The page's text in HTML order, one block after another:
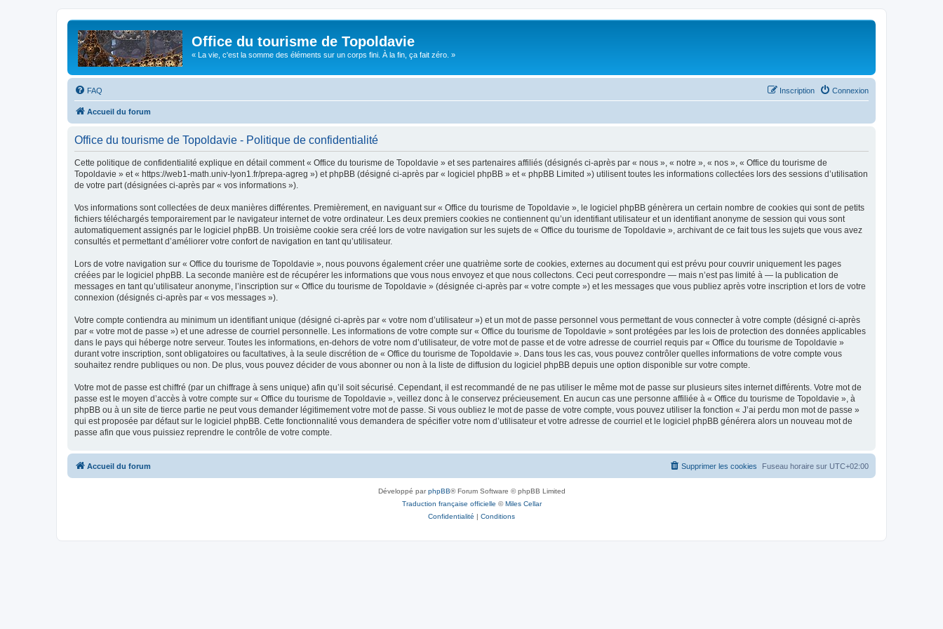
Office du tourisme de Topoldavie
« La vie, c'est la somme des éléments sur un corps fini. À la fin, ça fait zéro. »
FAQ Connexion
Inscription
Accueil du forum
Office du tourisme de Topoldavie - Politique de confidentialité
Cette politique de confidentialité explique en détail comment « Office du tourisme de Topoldavie » et ses partenaires affiliés (désignés ci-après par « nous », « notre », « nos », « Office du tourisme de
Topoldavie » et « https://web1-math.univ-lyon1.fr/prepa-agreg ») et phpBB (désigné ci-après par « logiciel phpBB » et « phpBB Limited ») utilisent toutes les informations collectées lors des sessions d’utilisation
de votre part (désignées ci-après par « vos informations »).
Vos informations sont collectées de deux manières différentes. Premièrement, en naviguant sur « Office du tourisme de Topoldavie », le logiciel phpBB génèrera un certain nombre de cookies qui sont de petits
fichiers téléchargés temporairement par le navigateur internet de votre ordinateur. Les deux premiers cookies ne contiennent qu’un identifiant utilisateur et un identifiant anonyme de session qui vous sont
automatiquement assignés par le logiciel phpBB. Un troisième cookie sera créé lors de votre navigation sur les sujets de « Office du tourisme de Topoldavie », archivant de ce fait tous les sujets que vous avez
consultés et permettant d’améliorer votre confort de navigation en tant qu’utilisateur.
Lors de votre navigation sur « Office du tourisme de Topoldavie », nous pouvons également créer une quatrième sorte de cookies, externes au document qui est prévu pour couvrir uniquement les pages
créées par le logiciel phpBB. La seconde manière est de récupérer les informations que vous nous envoyez et que nous collectons. Ceci peut correspondre — mais n’est pas limité à — la publication de
messages en tant qu’utilisateur anonyme, l’inscription sur « Office du tourisme de Topoldavie » (désignée ci-après par « votre compte ») et les messages que vous publiez après votre inscription et lors de votre
connexion (désignés ci-après par « vos messages »).
Votre compte contiendra au minimum un identifiant unique (désigné ci-après par « votre nom d’utilisateur ») et un mot de passe personnel vous permettant de vous connecter à votre compte (désigné ci-après
par « votre mot de passe ») et une adresse de courriel personnelle. Les informations de votre compte sur « Office du tourisme de Topoldavie » sont protégées par les lois de protection des données applicables
dans le pays qui héberge notre serveur. Toutes les informations, en-dehors de votre nom d’utilisateur, de votre mot de passe et de votre adresse de courriel requis par « Office du tourisme de Topoldavie »
durant votre inscription, sont obligatoires ou facultatives, à la seule discrétion de « Office du tourisme de Topoldavie ». Dans tous les cas, vous pouvez contrôler quelles informations de votre compte vous
souhaitez rendre publiques ou non. De plus, vous pouvez décider de vous abonner ou non à la liste de diffusion du logiciel phpBB depuis une option disponible sur votre compte.
Votre mot de passe est chiffré (par un chiffrage à sens unique) afin qu’il soit sécurisé. Cependant, il est recommandé de ne pas utiliser le même mot de passe sur plusieurs sites internet différents. Votre mot de
passe est le moyen d’accès à votre compte sur « Office du tourisme de Topoldavie », veillez donc à le conservez précieusement. En aucun cas une personne affiliée à « Office du tourisme de Topoldavie », à
phpBB ou à un site de tierce partie ne peut vous demander légitimement votre mot de passe. Si vous oubliez le mot de passe de votre compte, vous pouvez utiliser la fonction « J’ai perdu mon mot de passe »
qui est proposée par défaut sur le logiciel phpBB. Cette fonctionnalité vous demandera de spécifier votre nom d’utilisateur et votre adresse de courriel et le logiciel phpBB générera alors un nouveau mot de
passe afin que vous puissiez reprendre le contrôle de votre compte.
Accueil du forum Fuseau horaire sur UTC+02:00
Supprimer les cookies
Développé parphpBB® Forum Software © phpBB Limited
Traduction française officielle ©Miles Cellar
Confidentialité | Conditions